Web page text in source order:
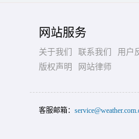
网站服务
关于我们 联系我们
用户
版权声明
网站律师
客服邮箱：